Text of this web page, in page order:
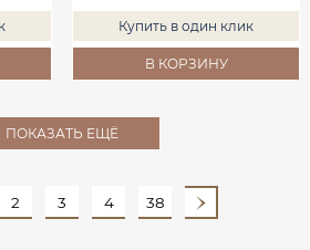
Купить в один клик
В КОРЗИНУ
ПОКАЗАТЬ ЕЩЁ
2 3 4 38